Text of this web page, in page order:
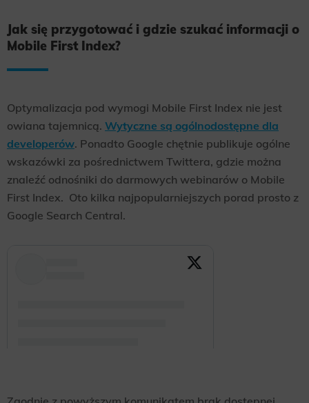
habits and demographic criteria. Also, third-party files that, in conjunction with files installed while browsing other
websites, profile the user, providing him or her with the marketing, advertising and retargeting content deemed most
appropriate.
Jak się przygotować i gdzie szukać informacji o
Mobile First Index?
Optymalizacja pod wymogi Mobile First Index nie jest
owiana tajemnicą. Wytyczne są ogólnodostępne dla
developerów. Ponadto Google chętnie publikuje ogólne
wskazówki za pośrednictwem Twittera, gdzie można
znaleźć odnośniki do darmowych webinarów o Mobile
First Index. Oto kilka najpopularniejszych porad prosto z
Google Search Central.